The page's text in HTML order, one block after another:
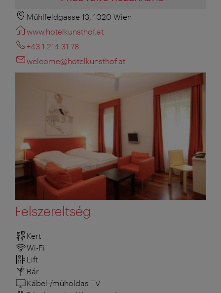
Mühlfeldgasse 13, 1020 Wien
www.hotelkunsthof.at
+43 1 214 31 78
welcome@hotelkunsthof.at
Felszereltség
Kert
Wi-Fi
Lift
Bár
Kábel-/műholdas TV